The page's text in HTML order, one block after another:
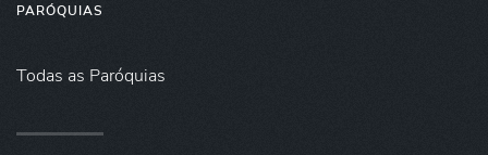
PARÓQUIAS
Todas as Paróquias